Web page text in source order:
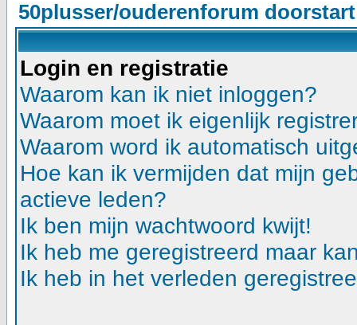
50plusser/ouderenforum
Login en registratie
Waarom kan ik niet inloggen?
Waarom moet ik eigenlijk
Waarom word ik automatisch
Hoe kan ik vermijden dat mijn
actieve leden?
Ik ben mijn wachtwoord kwijt!
Ik heb me geregistreerd maar
Ik heb in het verleden